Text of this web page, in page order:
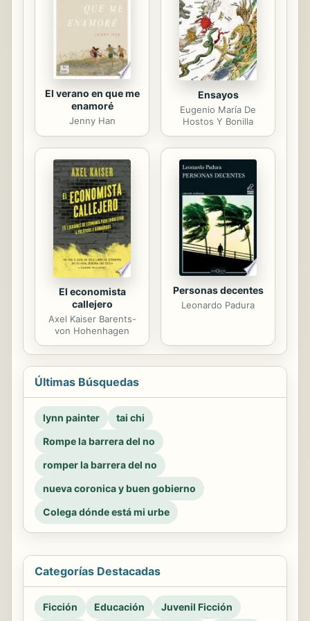
rebeldías, descubrimientos y
condenas, representaba al mismo
tiempo ...
El verano en que me
enamoré
Jenny Han
Ensayos
Eugenio María De
Hostos Y Bonilla
El economista
callejero
Axel Kaiser Barents-
von Hohenhagen
Personas decentes
Leonardo Padura
Últimas Búsquedas
lynn painter
tai chi
Rompe la barrera del no
romper la barrera del no
nueva coronica y buen gobierno
Colega dónde está mi urbe
Categorías Destacadas
Ficción Educación Juvenil Ficción